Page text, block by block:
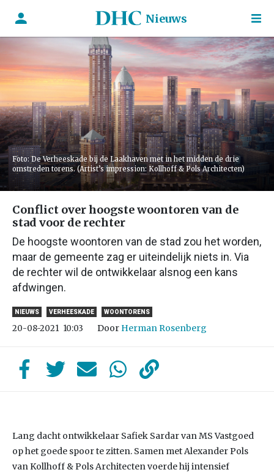
Nieuws
Foto: De Verheeskade bij de Laakhaven met in het midden de drie
omstreden torens. (Artist’s impression: Kollhoff & Pols Architecten)
Conflict over hoogste woontoren van de
stad voor de rechter
De hoogste woontoren van de stad zou het worden,
maar de gemeente zag er uiteindelijk niets in. Via
de rechter wil de ontwikkelaar alsnog een kans
afdwingen.
NIEUWS VERHEESKADE WOONTORENS
20-08-2021 10:03 Door Herman Rosenberg
Lang dacht ontwikkelaar Safiek Sardar van MS Vastgoed
op het goede spoor te zitten. Samen met Alexander Pols
van Kollhoff & Pols Architecten voerde hij intensief